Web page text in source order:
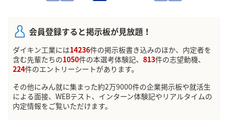
会員登録すると掲示板が見放題！
ダイキン工業には14236件の掲示板書き込みのほか、内定者を
含む先輩たちの1050件の本選考体験記、 813件の志望動機、
224件のエントリーシートがあります。
その他にみん就に集まった約2万9000件の企業掲示板や就活生
による面接、WEBテスト、インターン体験記やリアルタイムの
内定情報をご覧いただけます。